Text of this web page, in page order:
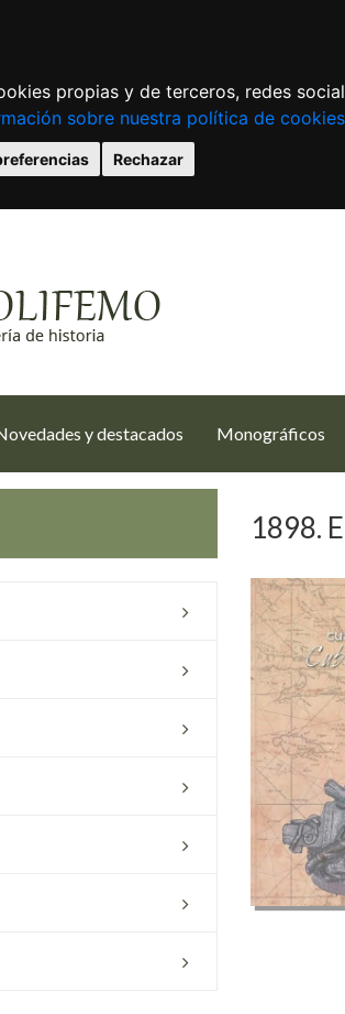
propias y de terceros, redes
sobre nuestra política de
Rechazar
y destacados Monográficos
1898.